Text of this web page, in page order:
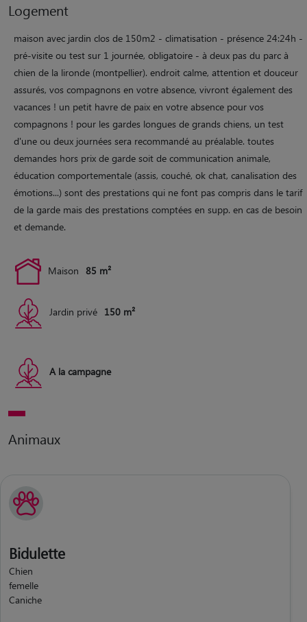
Logement
maison avec jardin clos de 150m2 - climatisation - présence 24:24h -
pré-visite ou test sur 1 journée, obligatoire - à deux pas du parc à
chien de la lironde (montpellier). endroit calme, attention et douceur
assurés, vos compagnons en votre absence, vivront également des
vacances ! un petit havre de paix en votre absence pour vos
compagnons ! pour les gardes longues de grands chiens, un test
d'une ou deux journées sera recommandé au préalable. toutes
demandes hors prix de garde soit de communication animale,
éducation comportementale (assis, couché, ok chat, canalisation des
émotions...) sont des prestations qui ne font pas compris dans le tarif
de la garde mais des prestations comptées en supp. en cas de besoin
et demande.
Maison 85 m²
Jardin privé 150 m²
A la campagne
Animaux
Bidulette
Chien
femelle
Caniche